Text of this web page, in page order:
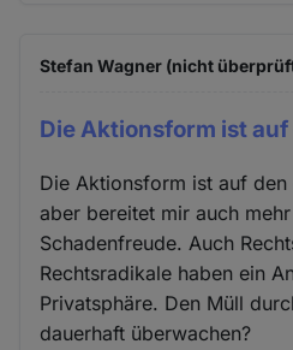
Stefan Wagner (nicht
Die Aktionsform ist auf
Die Aktionsform ist auf den
aber bereitet mir auch
Schadenfreude. Auch
Rechtsradikale haben ein
Privatsphäre. Den Müll
dauerhaft überwachen?